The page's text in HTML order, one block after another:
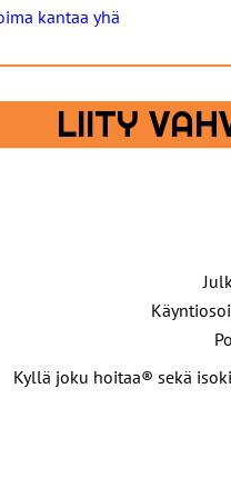
kantaa yhä
LIITY
Kyllä joku hoitaa® sekä